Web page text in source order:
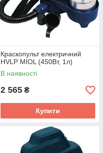
Краскопульт електричний
HVLP MIOL (450Вт, 1л)
В наявності
2 565 ₴
Купити